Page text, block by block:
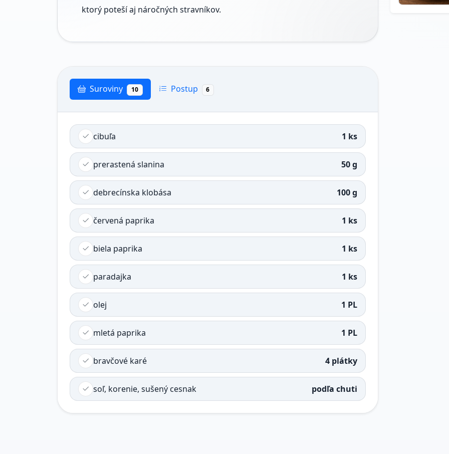
ktorý poteší aj náročných stravníkov.
Suroviny 10 Postup 6
cibuľa 1 ks
prerastená slanina 50 g
debrecínska klobása 100 g
červená paprika 1 ks
biela paprika 1 ks
paradajka 1 ks
olej 1 PL
mletá paprika 1 PL
bravčové karé 4 plátky
soľ, korenie, sušený cesnak podľa chuti